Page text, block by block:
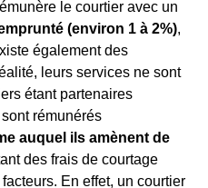
le courtier avec un
(environ 1 à 2%),
également des
leurs services ne sont
étant partenaires
rémunérés
auquel ils amènent de
des frais de courtage
En effet, un courtier